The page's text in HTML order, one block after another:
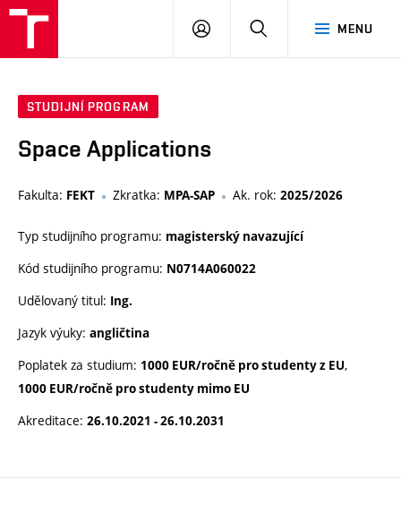
MENU
PŘIHLÁSIT
STUDIJNÍ PROGRAM
Space Applications
Fakulta: FEKT Zkratka: MPA-SAP Ak. rok: 2025/2026
Typ studijního programu: magisterský navazující
Kód studijního programu: N0714A060022
Udělovaný titul: Ing.
Jazyk výuky: angličtina
Poplatek za studium: 1000 EUR/ročně pro studenty z EU,
1000 EUR/ročně pro studenty mimo EU
Akreditace: 26.10.2021 - 26.10.2031